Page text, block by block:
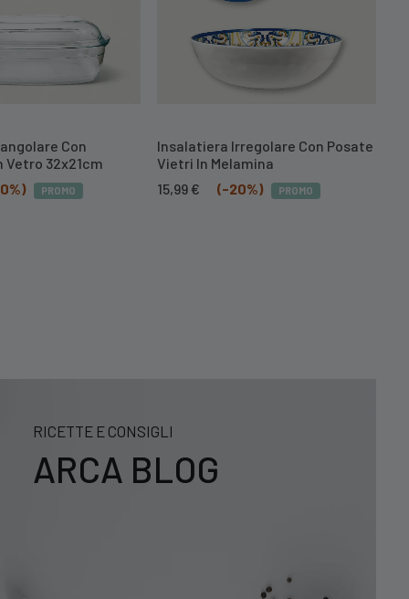
Con
Vetro 32x21cm
PROMO
Insalatiera Irregolare Con Posate
Vietri In Melamina
Il15,99€ (-20%) PROMO
RICETTE E CONSIGLI
ARCA BLOG